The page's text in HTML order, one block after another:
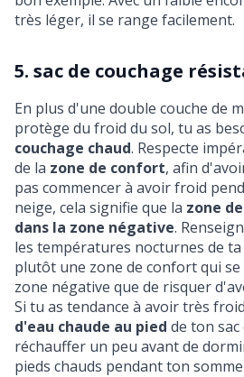
très léger, il se range facilement.
5. sac de couchage
En plus d'une double couche de
protège du froid du sol, tu as
couchage chaud. Respecte
de la zone de confort, afin
pas commencer à avoir froid
neige, cela signifie que la zone
dans la zone négative.
les températures nocturnes de
plutôt une zone de confort qui
zone négative que de risquer
Si tu as tendance à avoir très
d'eau chaude au pied de ton
réchauffer un peu avant de
pieds chauds pendant ton